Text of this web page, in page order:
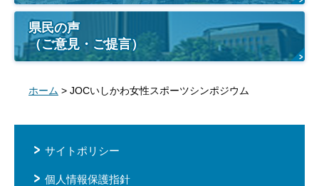
県民の声
（ご意見・ご提言）
ホーム > JOCいしかわ女性スポーツシンポジウム
サイトポリシー
個人情報保護指針